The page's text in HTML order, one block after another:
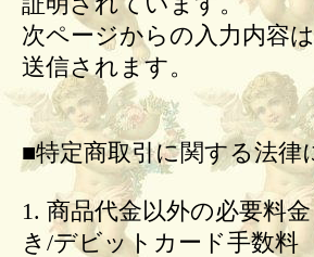
次ページからの入力内容
送信されます。
■特定商取引に関する法律
1. 商品代金以外の必要料
き/デビットカード手数料